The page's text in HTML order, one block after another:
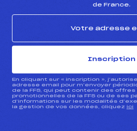
de France.
Inscription
En cliquant sur « inscription »,
adresse email pour m’envoyer
de la FFS, qui peut contenir des
promotionnelles de la FFS ou de ses
d’informations sur les modalités
la gestion de vos données, cliquez ici